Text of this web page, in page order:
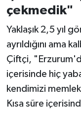
çekmedik"
Yaklaşık 2,5 yıl
ayrıldığını ama
Çiftçi,
içerisinde hiç
kendimizi
Kısa süre